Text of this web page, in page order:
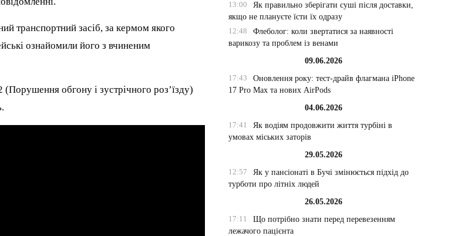
транспортний засіб, за кермом якого
ознайомили його з вчиненим
обгону і зустрічного роз’їзду)
13:00
Як правильно зберігати суші після доставки,
якщо не плануєте їсти їх одразу
12:48
Флеболог: коли звертатися за наявності
варикозу та проблем із венами
09.06.2026
17:43
Оновлення року: тест-драйв флагмана iPhone
17 Pro Max та нових AirPods
04.06.2026
17:41
Як водіям продовжити життя турбіні в
умовах міських заторів
29.05.2026
12:57
Як у пансіонаті в Бучі змінюється підхід до
турботи про літніх людей
26.05.2026
17:11
Що потрібно знати перед перевезенням
лежачого пацієнта